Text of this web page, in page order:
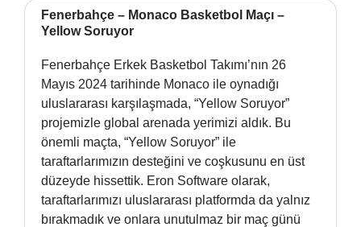
Fenerbahçe – Monaco Basketbol Maçı –
Yellow Soruyor
Fenerbahçe Erkek Basketbol Takımı’nın 26
Mayıs 2024 tarihinde Monaco ile oynadığı
uluslararası karşılaşmada, “Yellow Soruyor”
projemizle global arenada yerimizi aldık. Bu
önemli maçta, “Yellow Soruyor” ile
taraftarlarımızın desteğini ve coşkusunu en üst
düzeyde hissettik. Eron Software olarak,
taraftarlarımızı uluslararası platformda da yalnız
bırakmadık ve onlara unutulmaz bir maç günü